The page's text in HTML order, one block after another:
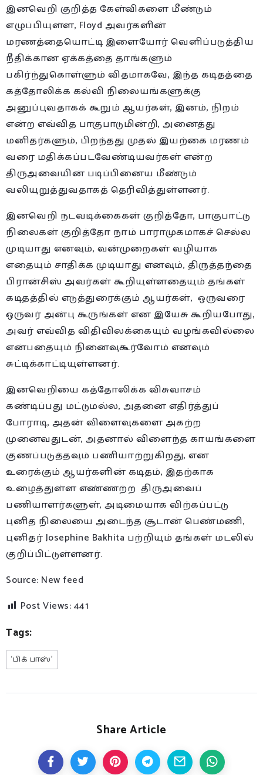
இனவெறி குறித்த கேள்விகளை மீண்டும்
எழுப்பியுள்ள, Floyd அவர்களின்
மரணத்தையொட்டி இளையோர் வெளிப்படுத்திய
நீதிக்கான ஏக்கத்தை தாங்களும்
பகிர்ந்துகொள்ளும் விதமாகவே, இந்த கடிதத்தை
கத்தோலிக்க கல்வி நிலையங்களுக்கு
அனுப்புவதாகக் கூறும் ஆயர்கள், இனம், நிறம்
என்ற எவ்வித பாகுபாடுமின்றி, அனைத்து
மனிதர்களும், பிறந்தது முதல் இயற்கை மரணம்
வரை மதிக்கப்படவேண்டியவர்கள் என்ற
திருஅவையின் படிப்பினைய மீண்டும்
வலியுறுத்துவதாகத் தெரிவித்துள்ளனர்.
இனவெறி நடவடிக்கைகள் குறித்தோ, பாகுபாட்டு
நிலைகள் குறித்தோ நாம் பாராமுகமாகச் செல்ல
முடியாது எனவும், வன்முறைகள் வழியாக
எதையும் சாதிக்க முடியாது எனவும், திருத்தந்தை
பிரான்சிஸ் அவர்கள் கூறியுள்ளதையும் தங்கள்
கடிதத்தில் எடுத்துரைக்கும் ஆயர்கள், ஒருவரை
ஒருவர் அன்பு கூருங்கள் என இயேசு கூறியபோது,
அவர் எவ்வித விதிவிலக்கையும் வழங்கவில்லை
என்பதையும் நினைவுகூர்வோம் எனவும்
சுட்டிக்காட்டியுள்ளனர்.
இனவெறியை கத்தோலிக்க விசுவாசம்
கண்டிப்பது மட்டுமல்ல, அதனை எதிர்த்துப்
போராடி, அதன் விளைவுகளை அகற்ற
முனைவதுடன், அதனால் விளைந்த காயங்களை
குணப்படுத்தவும் பணியாற்றுகிறது, என
உரைக்கும் ஆயர்களின் கடிதம், இதற்காக
உழைத்துள்ள எண்ணற்ற திருஅவைப்
பணியாளர்களுள், அடிமையாக விற்கப்பட்டு
புனித நிலையை அடைந்த சூடான் பெண்மணி,
புனிதர் Josephine Bakhita பற்றியும் தங்கள் மடலில்
குறிப்பிட்டுள்ளனர்.
Source: New feed
Post Views:441
Tags:
‘பிக் பாஸ்’
Share Article